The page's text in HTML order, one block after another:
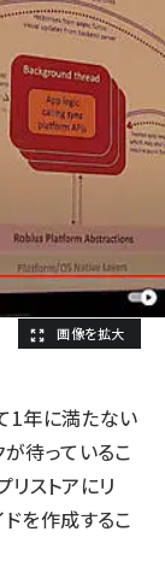
1年に満たない
待っているこ
リストアにリ
を作成するこ